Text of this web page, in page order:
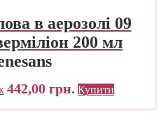
в аерозолі 09
200 мл
442,00 грн. Купити